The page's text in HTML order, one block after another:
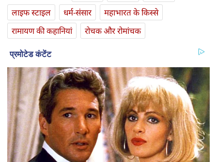
लाइफ स्‍टाइल
धर्म-संसार
महाभारत के किस्से
रामायण की कहानियां
रोचक और रोमांचक